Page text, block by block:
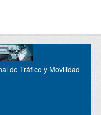
de Tráfico y Movilidad